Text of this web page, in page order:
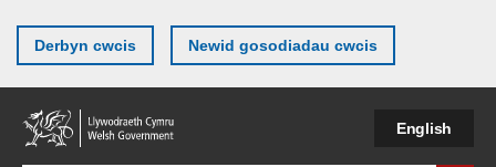
Derbyn cwcis Newid gosodiadau cwcis
English